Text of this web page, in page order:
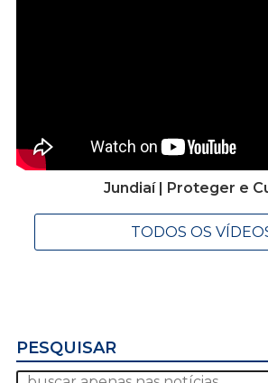
Jundiaí | Proteger e
TODOS OS
PESQUISAR